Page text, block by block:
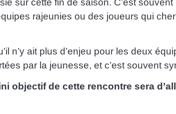
rajeunies ou des joueurs qui
n’y ait plus d’enjeu pour les deux
par la jeunesse, et c’est souvent
objectif de cette rencontre sera